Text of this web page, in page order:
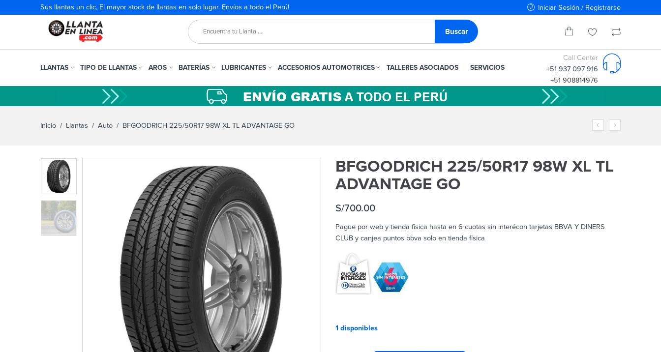
Sus llantas un clic, El mayor stock de llantas en solo lugar. Envíos a todo el Perú! Iniciar Sesión / Registrarse
LLANTAS TIPO DE LLANTAS AROS BATERÍAS LUBRICANTES ACCESORIOS AUTOMOTRICES TALLERES ASOCIADOS SERVICIOS
Call Center
+51 937 097 916
+51 908814976
Inicio / Llantas / Auto / BFGOODRICH 225/50R17 98W XL TL ADVANTAGE GO
BFGOODRICH 225/50R17 98W XL TL
ADVANTAGE GO
S/700.00
Pague por web y tienda fisica hasta en 6 cuotas sin interécon tarjetas BBVA Y DINERS
CLUB y canjea puntos bbva solo en tienda física
1 disponibles